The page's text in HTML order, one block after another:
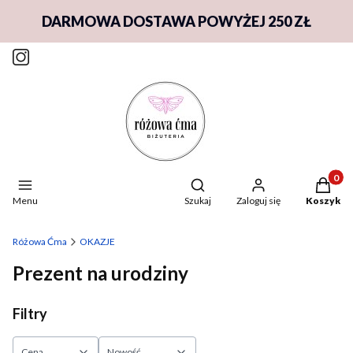
DARMOWA DOSTAWA POWYŻEJ 250 ZŁ
Menu
Otwórz wyszukiwarkę
Szukaj Zaloguj się Koszyk
Różowa Ćma OKAZJE
Prezent na urodziny
Filtry